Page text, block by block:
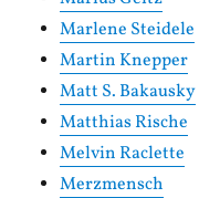
Marlene Steidele
Martin Knepper
Matt S. Bakausky
Matthias Rische
Melvin Raclette
Merzmensch